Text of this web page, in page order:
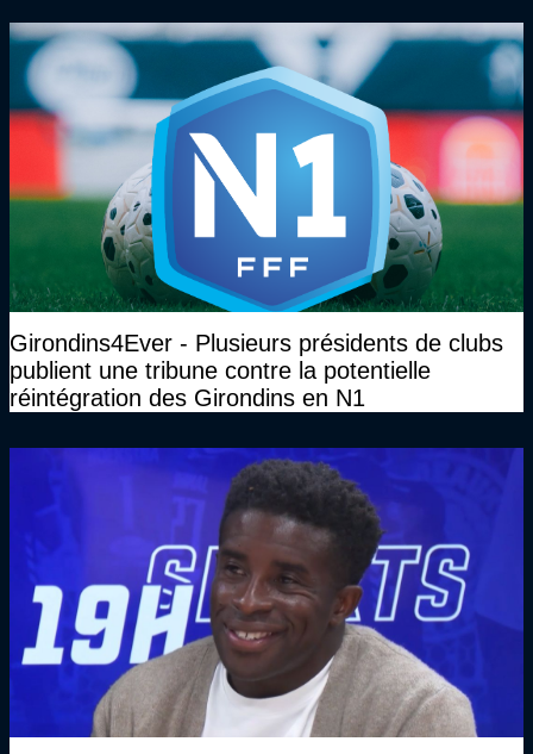
Girondins4Ever - Plusieurs présidents de clubs
publient une tribune contre la potentielle
réintégration des Girondins en N1